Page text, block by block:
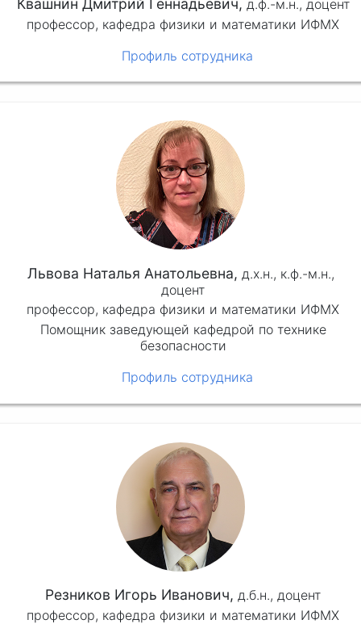
Квашнин Дмитрий Геннадьевич, д.ф.-м.н., доцент
профессор, кафедра физики и математики ИФМХ
Профиль сотрудника
Львова Наталья Анатольевна, д.х.н., к.ф.-м.н.,
доцент
профессор, кафедра физики и математики ИФМХ
Помощник заведующей кафедрой по технике
безопасности
Профиль сотрудника
Резников Игорь Иванович, д.б.н., доцент
профессор, кафедра физики и математики ИФМХ